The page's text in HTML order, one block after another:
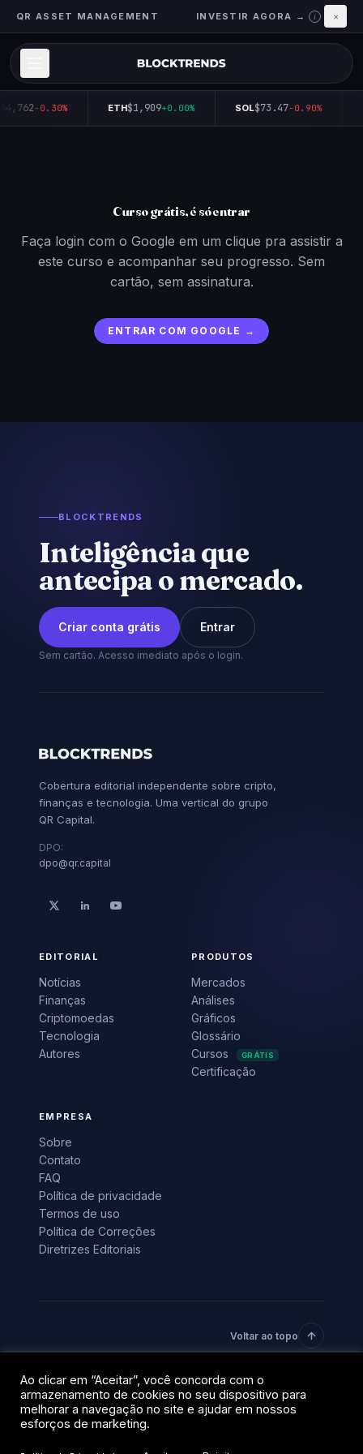
QR ASSET MANAGEMENT INVESTIR AGORA → i ×
-0.30% ETH$1,909+0.00% SOL$73.47-0.90%
Curso grátis, é só entrar
Faça login com o Google em um clique pra assistir a
este curso e acompanhar seu progresso. Sem
cartão, sem assinatura.
ENTRAR COM GOOGLE →
BLOCKTRENDS
Inteligência que
antecipa o mercado.
Criar conta grátis Entrar
Sem cartão. Acesso imediato após o login.
Cobertura editorial independente sobre cripto,
finanças e tecnologia. Uma vertical do grupo
QR Capital.
DPO:
dpo@qr.capital
EDITORIAL
Notícias
Finanças
Criptomoedas
Tecnologia
Autores
PRODUTOS
Mercados
Análises
Gráficos
Glossário
Cursos
GRÁTIS
Certificação
EMPRESA
Sobre
Contato
FAQ
Política de privacidade
Termos de uso
Política de Correções
Diretrizes Editoriais
Voltar ao topo
© 2026 BlockTrends · Uma vertical do grupo QR Capital.
Todos os direitos reservados.
PrivacidadeTermos
Ao clicar em “Aceitar”, você concorda com o
armazenamento de cookies no seu dispositivo para
melhorar a navegação no site e ajudar em nossos
esforços de marketing.